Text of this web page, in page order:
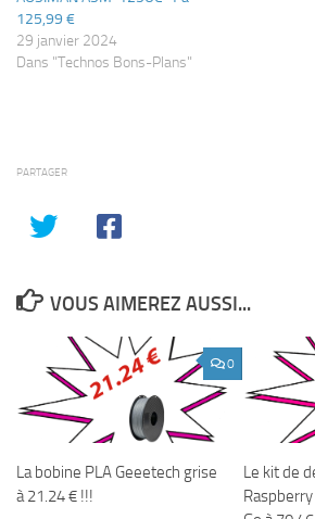
125,99 €
29 janvier 2024
Dans "Technos Bons-Plans"
PARTAGER
VOUS AIMEREZ AUSSI...
0
La bobine PLA Geeetech grise
à 21.24 € !!!
Le kit de